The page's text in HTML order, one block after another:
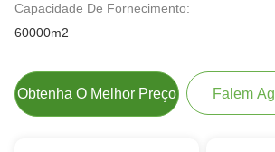
Capacidade De Fornecimento:
60000m2
Obtenha O Melhor Preço Falem